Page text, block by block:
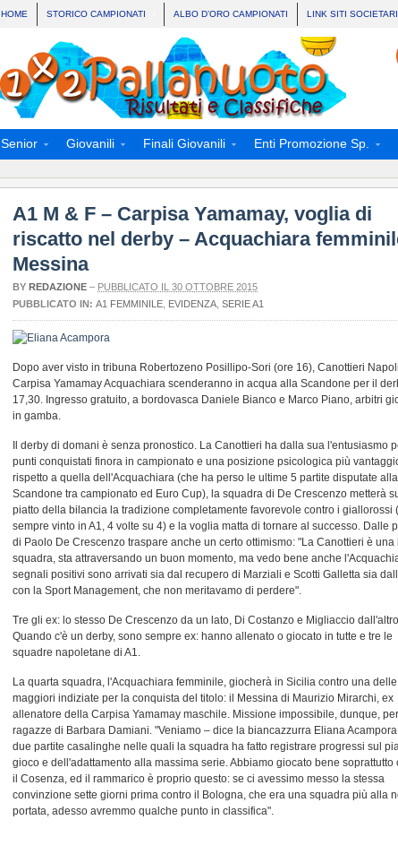
HOME STORICO CAMPIONATI ALBO D’ORO CAMPIONATI LINK SITI SOCIETARI
Senior Giovanili Finali Giovanili Enti Promozione Sp.
A1 M & F – Carpisa Yamamay, voglia di
riscatto nel derby – Acquachiara
Messina
BY REDAZIONE – PUBBLICATO IL 30 OTTOBRE 2015
PUBBLICATO IN: A1 FEMMINILE EVIDENZA SERIE A1
Dopo aver visto in tribuna Robertozeno Posillipo-Sori (ore 16), Canottieri
Carpisa Yamamay Acquachiara scenderanno in acqua alla Scandone per il
17,30. Ingresso gratuito, a bordovasca Daniele Bianco e Marco Piano, arbitri
in gamba.
Il derby di domani è senza pronostico. La Canottieri ha dalla sua l'entusiasmo
punti conquistati finora in campionato e una posizione psicologica più
rispetto a quella dell'Acquachiara (che ha perso le ultime 5 partite disputate alla
Scandone tra campionato ed Euro Cup), la squadra di De Crescenzo metterà
piatto della bilancia la tradizione completamente favorevole contro i giallorossi
sempre vinto in A1, 4 volte su 4) e la voglia matta di tornare al successo. Dalle
di Paolo De Crescenzo traspare anche un certo ottimismo: "La Canottieri è una
squadra, sta attraversando un buon momento, ma vedo bene anche
segnali positivi sono arrivati sia dal recupero di Marziali e Scotti Galletta sia
con la Sport Management, che non meritavamo di perdere".
Tre gli ex: lo stesso De Crescenzo da un lato, Di Costanzo e Migliaccio
Quando c'è un derby, sono sempre ex: hanno allenato o giocato in tutte e tre le
squadre napoletane di A1.
La quarta squadra, l'Acquachiara femminile, giocherà in Sicilia contro una
maggiori indiziate per la conquista del titolo: il Messina di Maurizio Mirarchi, ex
allenatore della Carpisa Yamamay maschile. Missione impossibile, dunque,
ragazze di Barbara Damiani. "Veniamo – dice la biancazzurra Eliana
due partite casalinghe nelle quali la squadra ha fatto registrare progressi sul
gioco e dell'adattamento alla massima serie. Abbiamo giocato bene soprattutto
il Cosenza, ed il rammarico è proprio questo: se ci avessimo messo la stessa
convinzione sette giorni prima contro il Bologna, che era una squadra più alla
portata, adesso avremmo qualche punto in classifica".